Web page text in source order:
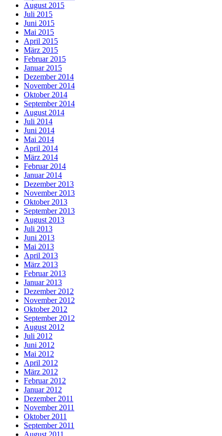
August 2015
Juli 2015
Juni 2015
Mai 2015
April 2015
März 2015
Februar 2015
Januar 2015
Dezember 2014
November 2014
Oktober 2014
September 2014
August 2014
Juli 2014
Juni 2014
Mai 2014
April 2014
März 2014
Februar 2014
Januar 2014
Dezember 2013
November 2013
Oktober 2013
September 2013
August 2013
Juli 2013
Juni 2013
Mai 2013
April 2013
März 2013
Februar 2013
Januar 2013
Dezember 2012
November 2012
Oktober 2012
September 2012
August 2012
Juli 2012
Juni 2012
Mai 2012
April 2012
März 2012
Februar 2012
Januar 2012
Dezember 2011
November 2011
Oktober 2011
September 2011
August 2011